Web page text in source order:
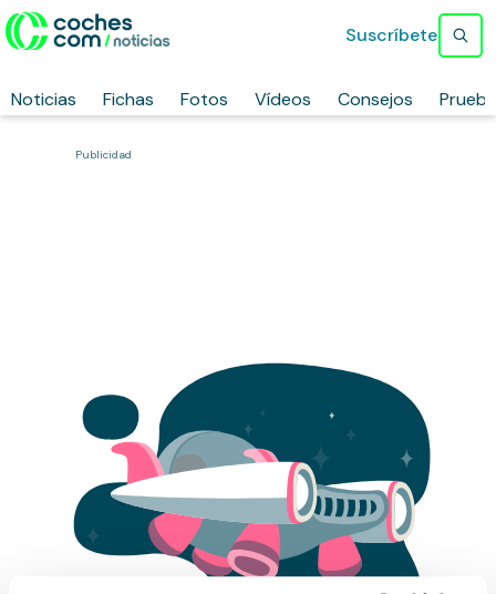
Noticias Fichas Fotos Vídeos Consejos
Suscríbete
Publicidad